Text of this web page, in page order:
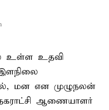
உள்ள உதவி
மன என முழுநலன்
ஆணையாளர்